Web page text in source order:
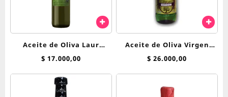
Aceite de Oliva Laur
Clásico 500cc
$ 17.000,00
Aceite de Oliva Virgen
Extra – Marturano x 1
$ 26.000,00